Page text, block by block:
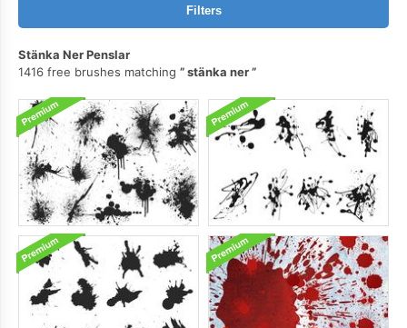
Filters
Stänka Ner Penslar
1416 free brushes matching
stänka ner